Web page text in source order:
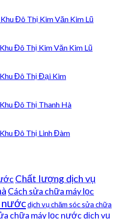
Đô Thị Kim Văn Kim Lũ
Đô Thị Kim Văn Kim Lũ
Đô Thị Đại Kim
Đô Thị Thanh Hà
Đô Thị Linh Đàm
Chất lượng dịch vụ
Cách sửa chữa máy lọc
nướcdịch vụ chăm sóc sửa chữa
chữa máy lọc nước dịch vụ